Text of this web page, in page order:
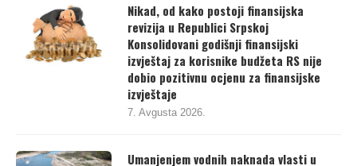
Nikad, od kako postoji finansijska
revizija u Republici Srpskoj
Konsolidovani godišnji finansijski
izvještaj za korisnike budžeta RS nije
dobio pozitivnu ocjenu za finansijske
izvještaje
7. Avgusta 2026.
Umanjenjem vodnih naknada vlasti u